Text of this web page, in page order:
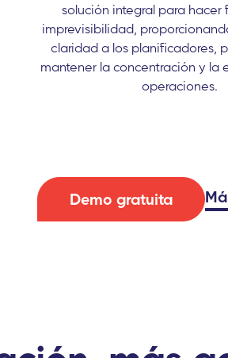
solución integral para hacer
imprevisibilidad,
claridad a los planificadores,
mantener la concentración y la
operaciones.
Demo gratuita